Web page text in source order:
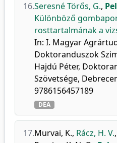
16.Seresné Törős, G.,
Különböző
rosttartalmának a
In: I. Magyar
Doktoranduszok
Hajdú Péter,
Szövetsége,
9786156457189
DEA
17.Murvai, K., Rácz, H. V.,